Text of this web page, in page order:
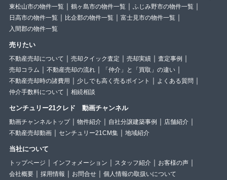
東松山市の物件一覧
鶴ヶ島市の物件一覧
ふじみ野市の物件一覧
日高市の物件一覧
比企郡の物件一覧
富士見市の物件一覧
入間郡の物件一覧
売りたい
不動産売却について 売却クイック査定 売却実績
査定事例
売却コラム
不動産売却の流れ
「仲介」と「買取」の違い
不動産売却時の諸費用
少しでも高く売るポイント
よくある質問
仲介手数料について
相続相談
センチュリー21クレド 動画チャンネル
動画チャンネルトップ 物件紹介 自社分譲建築事例
店舗紹介
不動産売却動画
センチュリー21CM集 地域紹介
当社について
トップページ インフォメーション スタッフ紹介
お客様の声
会社概要
採用情報 お問合せ 個人情報の取扱いについて